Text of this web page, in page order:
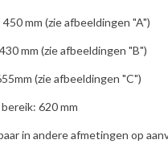
mm (zie afbeeldingen "A")
mm (zie afbeeldingen "B")
(zie afbeeldingen "C")
620 mm
in andere afmetingen op